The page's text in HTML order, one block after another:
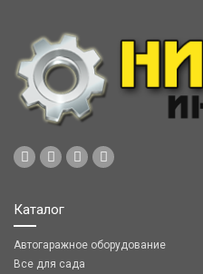
Каталог
Автогаражное оборудование
Все для сада